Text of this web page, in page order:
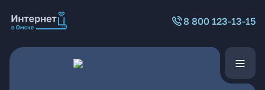
8 800 123-13-15